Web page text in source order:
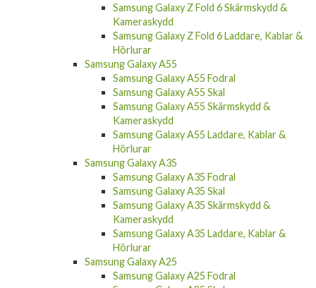
Samsung Galaxy Z Fold 6 Skärmskydd &
Kameraskydd
Samsung Galaxy Z Fold 6 Laddare, Kablar &
Hörlurar
Samsung Galaxy A55
Samsung Galaxy A55 Fodral
Samsung Galaxy A55 Skal
Samsung Galaxy A55 Skärmskydd &
Kameraskydd
Samsung Galaxy A55 Laddare, Kablar &
Hörlurar
Samsung Galaxy A35
Samsung Galaxy A35 Fodral
Samsung Galaxy A35 Skal
Samsung Galaxy A35 Skärmskydd &
Kameraskydd
Samsung Galaxy A35 Laddare, Kablar &
Hörlurar
Samsung Galaxy A25
Samsung Galaxy A25 Fodral